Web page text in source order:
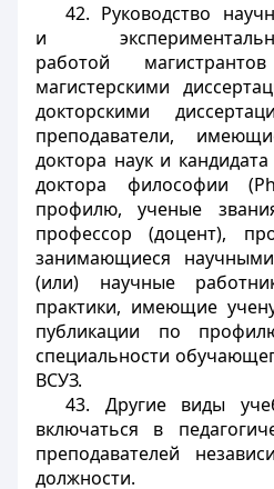
42. Руководство
и экспериментально-
работой
магистерскими
докторскими
преподаватели,
доктора наук и
доктора философии
профилю, ученые
профессор (доцент),
занимающиеся
(или) научные
практики, имеющие
публикации по
специальности
ВСУЗ.
43. Другие виды
включаться в
преподавателей
должности.